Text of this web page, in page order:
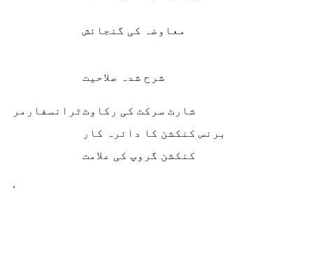
معاوضہ کی گنجائش
ٹرانسفارمر
شرح شدہ صلاحیت
شارٹ سرکٹ کی رکاوٹ
برنس کنکشن کا دائرہ کار
کنکشن گروپ کی علامت
.